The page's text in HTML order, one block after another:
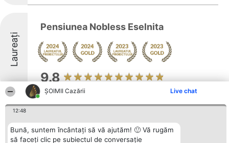
ȘOIMII Cazării Live chat
12:48
Bună, suntem încântați să vă ajutăm! 🙂 Vă rugăm
să faceți clic pe subiectul de conversație
Laureați
Pensiunea Nobless Eselnita
9.8